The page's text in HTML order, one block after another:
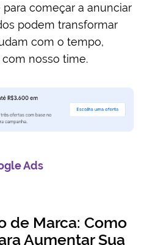
começar a anunciar
podem transformar
com o tempo,
nosso time.
Ads
de Marca: Como
Aumentar Sua